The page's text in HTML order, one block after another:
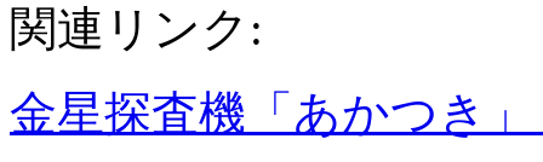
関連リンク:
金星探査機「あかつき